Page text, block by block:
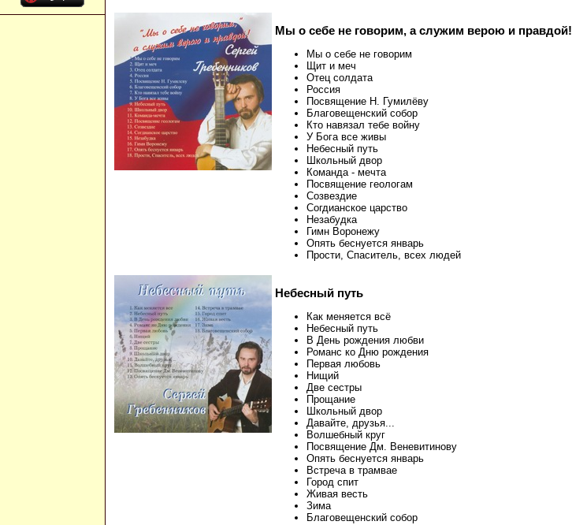
Мы о себе не говорим, а служим верою и правдой!
Мы о себе не говорим
Щит и меч
Отец солдата
Россия
Посвящение Н. Гумилёву
Благовещенский собор
Кто навязал тебе войну
У Бога все живы
Небесный путь
Школьный двор
Команда - мечта
Посвящение геологам
Созвездие
Согдианское царство
Незабудка
Гимн Воронежу
Опять беснуется январь
Прости, Спаситель, всех людей
Небесный путь
Как меняется всё
Небесный путь
В День рождения любви
Романс ко Дню рождения
Первая любовь
Нищий
Две сестры
Прощание
Школьный двор
Давайте, друзья...
Волшебный круг
Посвящение Дм. Веневитинову
Опять беснуется январь
Встреча в трамвае
Город спит
Живая весть
Зима
Благовещенский собор